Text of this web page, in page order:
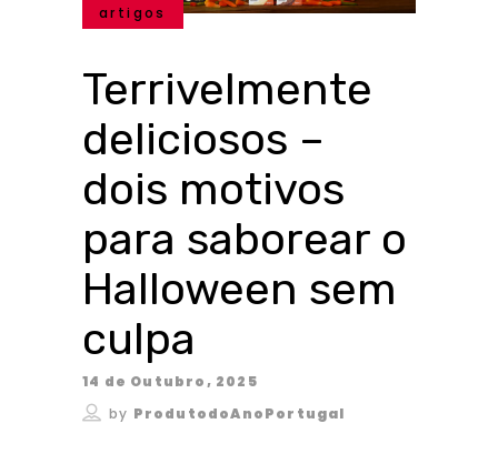
artigos
Terrivelmente
deliciosos –
dois motivos
para saborear o
Halloween sem
culpa
14 de Outubro, 2025
by ProdutodoAnoPortugal